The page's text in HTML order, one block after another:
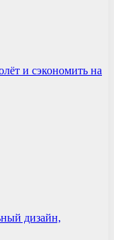
и сэкономить на
дизайн,